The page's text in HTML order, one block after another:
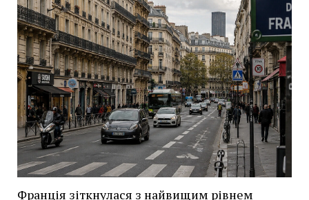
Франція зіткнулася з найвищим рівнем